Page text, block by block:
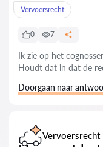
Vervoersrecht
0 7
Ik zie op het
Houdt dat in dat de
Doorgaan naar
Vervoersrecht